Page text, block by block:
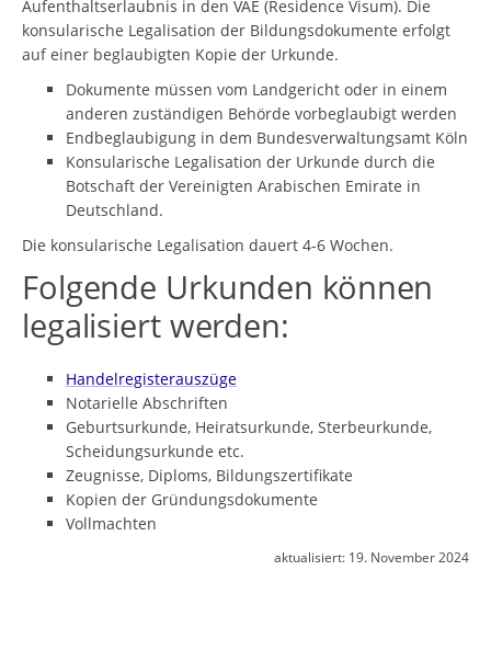
Aufenthaltserlaubnis in den VAE (Residence Visum). Die
konsularische Legalisation der Bildungsdokumente erfolgt
auf einer beglaubigten Kopie der Urkunde.
Dokumente müssen vom Landgericht oder in einem
anderen zuständigen Behörde vorbeglaubigt werden
Endbeglaubigung in dem Bundesverwaltungsamt Köln
Konsularische Legalisation der Urkunde durch die
Botschaft der Vereinigten Arabischen Emirate in
Deutschland.
Die konsularische Legalisation dauert 4-6 Wochen.
Folgende Urkunden können
legalisiert werden:
Handelregisterauszüge
Notarielle Abschriften
Geburtsurkunde, Heiratsurkunde, Sterbeurkunde,
Scheidungsurkunde etc.
Zeugnisse, Diploms, Bildungszertifikate
Kopien der Gründungsdokumente
Vollmachten
aktualisiert: 19. November 2024